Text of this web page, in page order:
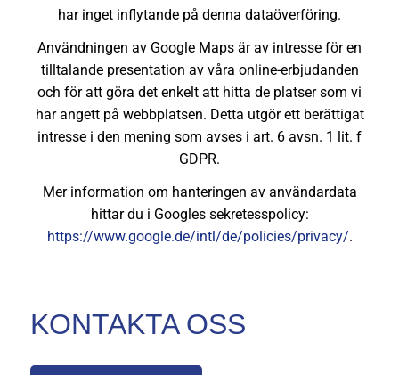
har inget inflytande på denna dataöverföring.
Användningen av Google Maps är av intresse för en
tilltalande presentation av våra online-erbjudanden
och för att göra det enkelt att hitta de platser som vi
har angett på webbplatsen. Detta utgör ett berättigat
intresse i den mening som avses i art. 6 avsn. 1 lit. f
GDPR.
Mer information om hanteringen av användardata
hittar du i Googles sekretesspolicy:
https://www.google.de/intl/de/policies/privacy/.
KONTAKTA OSS